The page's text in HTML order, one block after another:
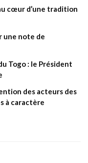
cœur d’une tradition
une note de
Togo : le Président
des acteurs des
à caractère